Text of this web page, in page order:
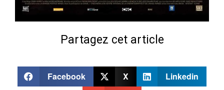
Partagez cet article
Facebook X
Linkedin